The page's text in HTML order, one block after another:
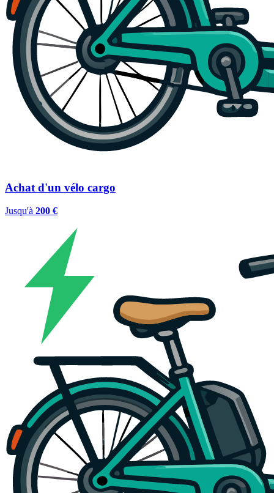
Achat d'un vélo cargo
Jusqu'à 200 €